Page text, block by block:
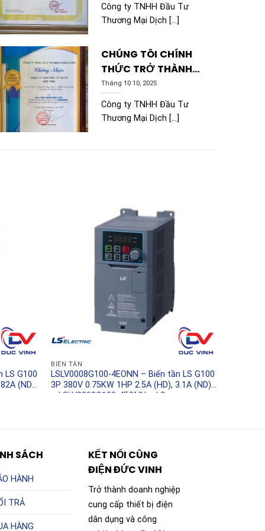
THẾ HYUNDAI – HÀN
MIỀN NAM
Công ty TNHH Đầu Tư
Thương Mại Dịch [...]
CHÚNG TÔI CHÍNH
THỨC TRỞ THÀNH
ĐẠI LÝ PHÂN PHỐI
CHÍNH THỨC CỦA
PARAGON
Tháng 10 10, 2025
Công ty TNHH Đầu Tư
Thương Mại Dịch [...]
LS G100
(ND)
BIẾN TẦN
LSLV0008G100-4EONN – Biến tần LS G100
3P 380V 0.75KW 1HP 2.5A (HD), 3.1A (ND)
– LSLV0008G100-4EONN – LS
SÁCH
HÀNH
TRẢ
HÀNG
KẾT NỐI CÙNG
ĐIỆN ĐỨC VINH
Trở thành doanh nghiệp
cung cấp thiết bị điện
dân dụng và công